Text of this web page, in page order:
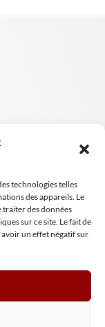
technologies telles
des appareils. Le
traiter des données
sur ce site. Le fait de
un effet négatif sur